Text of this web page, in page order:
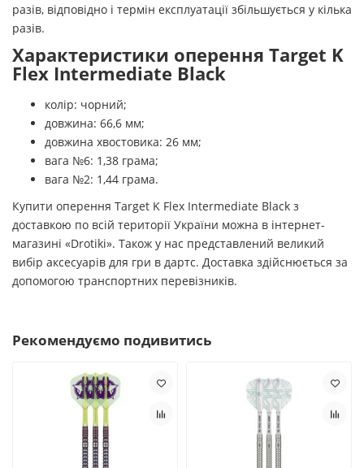
разів, відповідно і термін експлуатації збільшується у кілька
разів.
Характеристики оперення Target K
Flex Intermediate Black
колір: чорний;
довжина: 66,6 мм;
довжина хвостовика: 26 мм;
вага №6: 1,38 грама;
вага №2: 1,44 грама.
Купити оперення Target K Flex Intermediate Black з
доставкою по всій території України можна в інтернет-
магазині «Drotiki». Також у нас представлений великий
вибір аксесуарів для гри в дартс. Доставка здійснюється за
допомогою транспортних перевізників.
Рекомендуємо подивитись